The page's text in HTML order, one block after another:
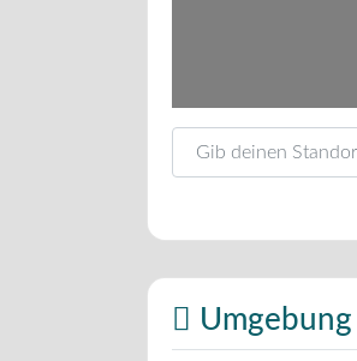
Umgebung